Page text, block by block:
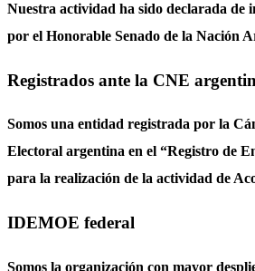
Nuestra actividad ha sido declarada de
por el Honorable Senado de la Nación
Registrados ante la CNE
Somos una entidad registrada por la
Electoral argentina en el “Registro de
para la realización de la actividad de
IDEMOE federal
Somos la organización con mayor